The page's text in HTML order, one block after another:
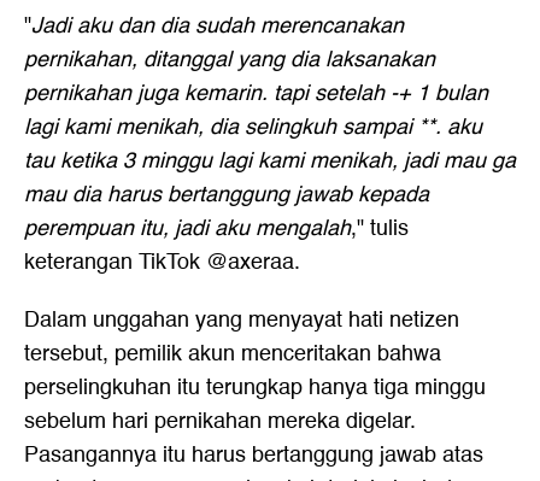
"Jadi aku dan dia sudah merencanakan
pernikahan, ditanggal yang dia laksanakan
pernikahan juga kemarin. tapi setelah -+ 1 bulan
lagi kami menikah, dia selingkuh sampai **. aku
tau ketika 3 minggu lagi kami menikah, jadi mau ga
mau dia harus bertanggung jawab kepada
perempuan itu, jadi aku mengalah," tulis
keterangan TikTok @axeraa.
Dalam unggahan yang menyayat hati netizen
tersebut, pemilik akun menceritakan bahwa
perselingkuhan itu terungkap hanya tiga minggu
sebelum hari pernikahan mereka digelar.
Pasangannya itu harus bertanggung jawab atas